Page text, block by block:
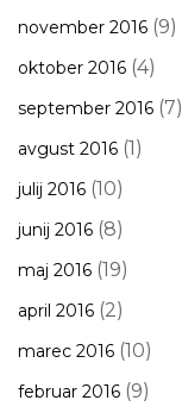
november 2016 (9)
oktober 2016 (4)
september 2016 (7)
avgust 2016 (1)
julij 2016 (10)
junij 2016 (8)
maj 2016 (19)
april 2016 (2)
marec 2016 (10)
februar 2016 (9)